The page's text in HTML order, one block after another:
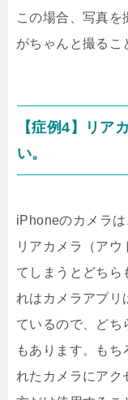
この場合、写真を
がちゃんと撮るこ
【症例4】リア
い。
iPhoneのカメラ
リアカメラ（ア
てしまうとどちら
れはカメラアプリ
ているので、どち
もあります。も
れたカメラにアク